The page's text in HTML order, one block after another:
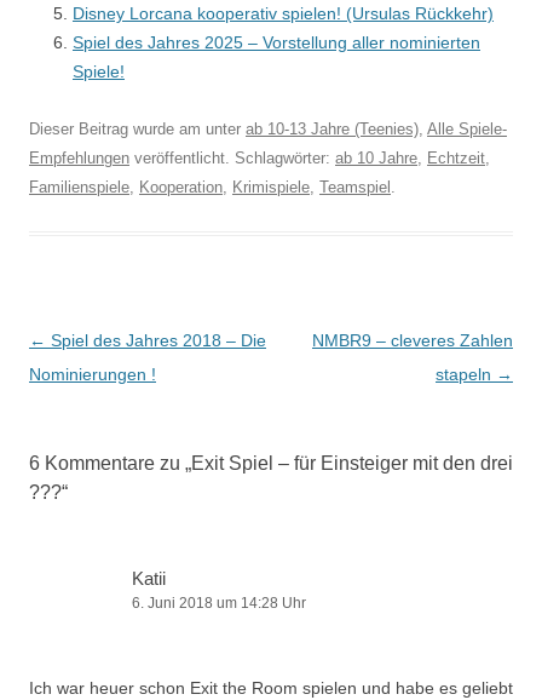
Disney Lorcana kooperativ spielen! (Ursulas Rückkehr)
Spiel des Jahres 2025 – Vorstellung aller nominierten
Spiele!
Dieser Beitrag wurde am unter ab 10-13 Jahre (Teenies), Alle Spiele-
Empfehlungen veröffentlicht. Schlagwörter: ab 10 Jahre, Echtzeit,
Familienspiele, Kooperation, Krimispiele, Teamspiel .
Beitragsnavigation
← Spiel des Jahres 2018 – Die
Nominierungen !
NMBR9 – cleveres Zahlen
stapeln →
6 Kommentare zu „Exit Spiel – für Einsteiger mit den drei
???“
Katii
6. Juni 2018 um 14:28 Uhr
Ich war heuer schon Exit the Room spielen und habe es geliebt